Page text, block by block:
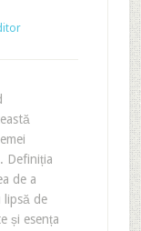
Definiția
de a
lipsă de
și esența